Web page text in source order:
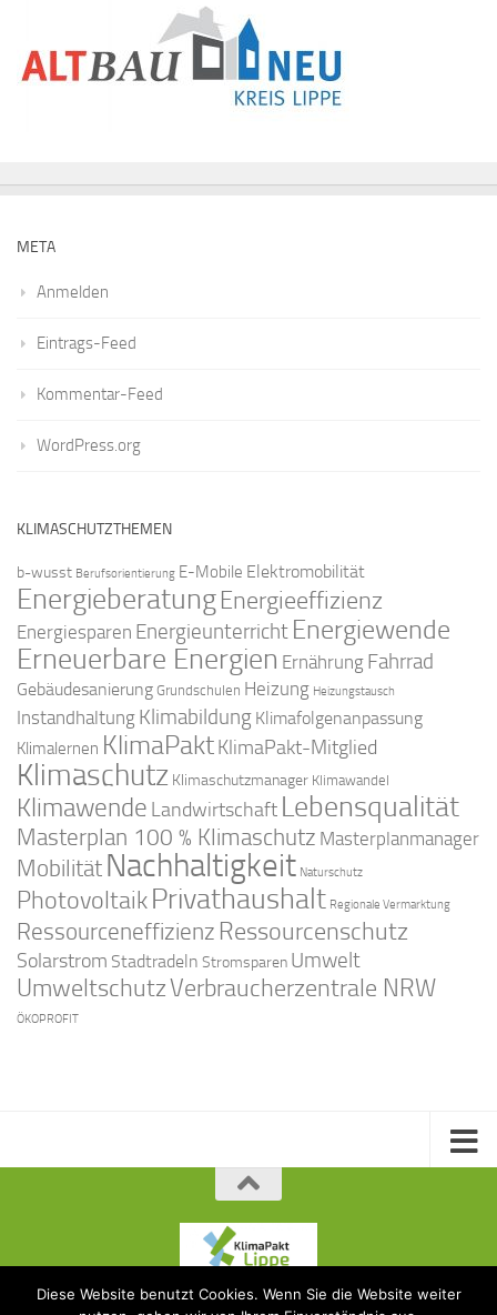
META
Anmelden
Eintrags-Feed
Kommentar-Feed
WordPress.org
KLIMASCHUTZTHEMEN
b-wusst Berufsorientierung E-Mobile Elektromobilität
EnergieberatungEnergieeffizienz
Energiesparen Energieunterricht Energiewende
Erneuerbare Energien Ernährung Fahrrad
Gebäudesanierung Grundschulen Heizung Heizungstausch
Instandhaltung Klimabildung Klimafolgenanpassung
Klimalernen KlimaPaktKlimaPakt-Mitglied
Klimaschutz Klimaschutzmanager Klimawandel
Klimawende Landwirtschaft Lebensqualität
Masterplan 100 % Klimaschutz Masterplanmanager
Mobilität Nachhaltigkeit Naturschutz
PhotovoltaikPrivathaushalt Regionale Vermarktung
Ressourceneffizienz Ressourcenschutz
Solarstrom Stadtradeln Stromsparen Umwelt
UmweltschutzVerbraucherzentrale NRW
ÖKOPROFIT
Diese Website benutzt Cookies. Wenn Sie die Website weiter